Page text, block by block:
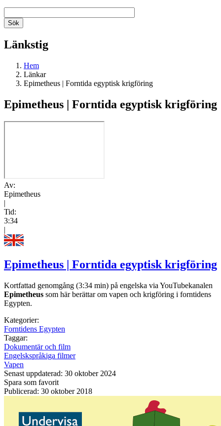
Länkstig
Hem
Länkar
Epimetheus | Forntida egyptisk krigföring
Epimetheus | Forntida egyptisk krigföring
Av:
Epimetheus
|
Tid:
3:34
|
Epimetheus | Forntida egyptisk krigföring
Kortfattad genomgång (3:34 min) på engelska via YouTubekanalen
Epimetheus som här berättar om vapen och krigföring i forntidens
Egypten.
Kategorier:
Forntidens Egypten
Taggar:
Dokumentär och film
Engelskspråkiga filmer
Vapen
Senast uppdaterad: 30 oktober 2024
Spara som favorit
Publicerad: 30 oktober 2018